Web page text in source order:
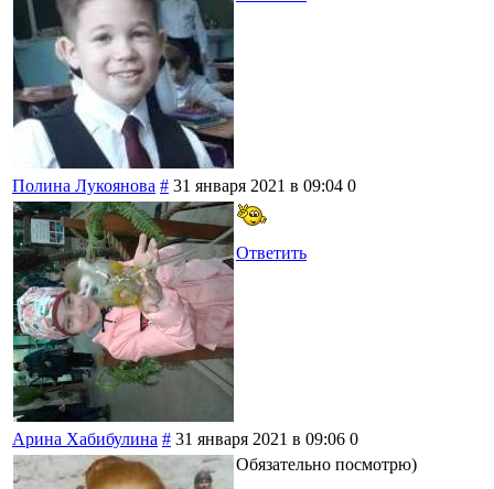
Полина Лукоянова # 31 января 2021 в 09:04 0
Ответить
Арина Хабибулина # 31 января 2021 в 09:06 0
Обязательно посмотрю)